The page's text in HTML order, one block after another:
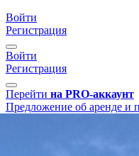
Войти
Регистрация
Войти
Регистрация
Перейти на PRO-аккаунт
Предложение об аренде и